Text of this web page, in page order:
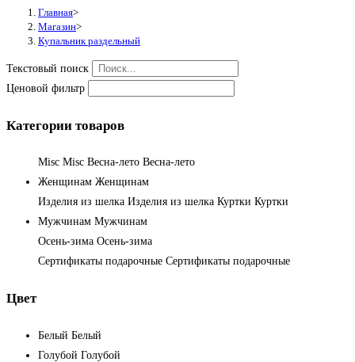
Главная>
Магазин>
Купальник раздельный
Текстовый поиск
Ценовой фильтр
Категории товаров
Misc Misc Весна-лето Весна-лето
Женщинам Женщинам
Изделия из шелка Изделия из шелка Куртки Куртки
Мужчинам Мужчинам
Осень-зима Осень-зима
Сертификаты подарочные Сертификаты подарочные
Цвет
Белый Белый
Голубой Голубой